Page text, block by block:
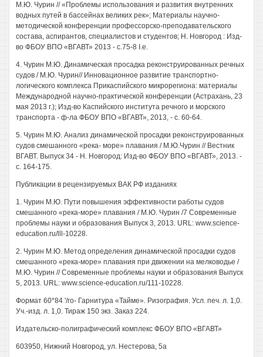
М.Ю. Чурин // «Проблемы использования и развития внутренних
водных путей в бассейнах великих рек»; Материалы научно-
методической конференции профессорско-преподавательского
состава, аспирантов, специалистов и студентов; Н. Новгород : Изд-
во ФБОУ ВПО «ВГАВТ» 2013 - с.75-8 I.e.
4. Чурин М.Ю. Динамическая просадка реконструированных речных
судов / М.Ю. Чурин// Инновационное развитие транспортно-
логического комплекса Прикаспийского микрорегиона: материалы
Международной научно-практической конференции (Астрахань, 23
мая 2013 г.); Изд-во Каспийского института речного и морского
транспорта - ф-ла ФБОУ ВПО «ВГАВТ», 2013, - с. 60-64.
5. Чурин М.Ю. Анализ динамической просадки реконструированных
судов смешанного «река- море» плавания / М.Ю.Чурин // Вестник
ВГАВТ. Выпуск 34 - Н. Новгород: Изд-во ФБОУ ВПО «ВГАВТ», 2013. -
с. 164-175.
Публикации в рецензируемых ВАК РФ изданиях
1. Чурин М.Ю. Пути повышения эффективности работы судов
смешанного «река-море» плавания / М.Ю. Чурин /7 Современные
проблемы науки и образования Выпуск 3, 2013. URL: www.science-
education.ru/lll-10228.
2. Чурин М.Ю. Метод определения динамической просадки судов
смешанного «река-море» плавания при движении на мелководье /
М.Ю. Чурин // Современные проблемы науки и образования Выпуск
5, 2013. URL: www.science-education.ru/111-10228.
Формат 60*84 '/го- Гарнитура «Тайме». Ризография. Усл. печ. л. 1,0.
Уч.-изд. л. 1,0. Тираж 150 экз. Заказ 224.
Издательско-полиграфический комплекс ФБОУ ВПО «ВГАВТ»
603950, Нижний Новгород, ул. Нестерова, 5а